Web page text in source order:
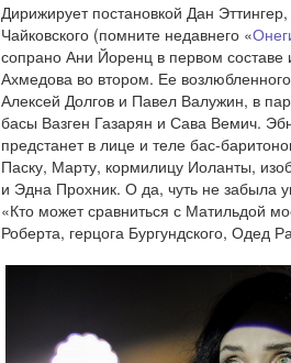
Дирижирует постановкой Дан
Чайковского (помните недавнего «
сопрано Ани Йоренц в первом составе
Ахмедова во втором. Ее
Алексей Долгов и Павел Валужин, в
басы Вазген Газарян и Сава Вемич.
предстанет в лице и теле бас-
Паску, Марту, кормилицу Иоланты,
и Эдна Прохник. О да, чуть не забыла
«Кто может сравниться с Матильдой
Роберта, герцога Бургундского, Одед